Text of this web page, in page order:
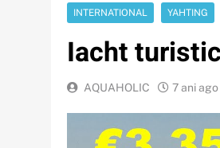
INTERNATIONAL YAHTING
Iacht
AQUAHOLIC 7 ani ago